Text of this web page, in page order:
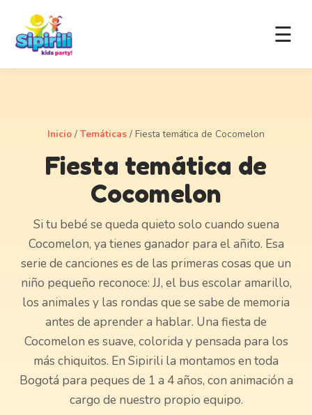
☰
Inicio / Temáticas / Fiesta temática de Cocomelon
Fiesta temática de
Cocomelon
Si tu bebé se queda quieto solo cuando suena
Cocomelon, ya tienes ganador para el añito. Esa
serie de canciones es de las primeras cosas que un
niño pequeño reconoce: JJ, el bus escolar amarillo,
los animales y las rondas que se sabe de memoria
antes de aprender a hablar. Una fiesta de
Cocomelon es suave, colorida y pensada para los
más chiquitos. En Sipirili la montamos en toda
Bogotá para peques de 1 a 4 años, con animación a
cargo de nuestro propio equipo.